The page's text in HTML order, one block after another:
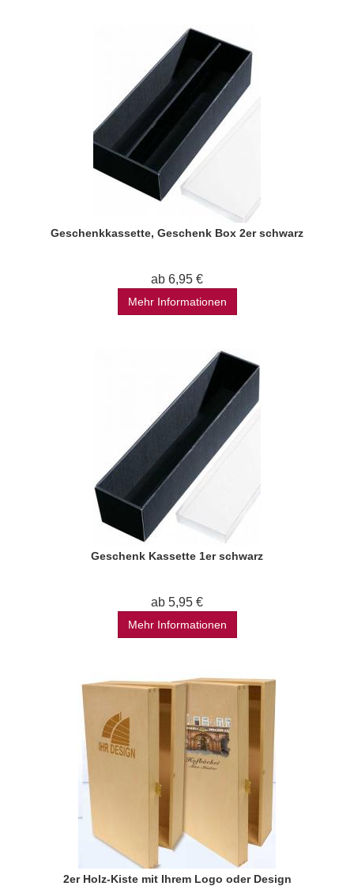
Geschenkkassette, Geschenk Box 2er schwarz
ab 6,95 €
Mehr Informationen
Geschenk Kassette 1er schwarz
ab 5,95 €
Mehr Informationen
2er Holz-Kiste mit Ihrem Logo oder Design